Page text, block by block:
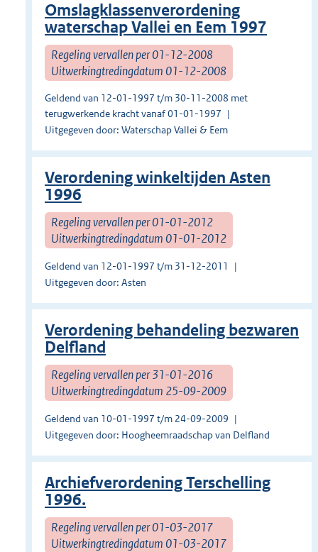
Omslagklassenverordening
waterschap Vallei en Eem 1997
Regeling vervallen per 01-12-2008
Uitwerkingtredingdatum 01-12-2008
Geldend van 12-01-1997 t/m 30-11-2008 met
terugwerkende kracht vanaf 01-01-1997
Uitgegeven door: Waterschap Vallei & Eem
Verordening winkeltijden Asten
1996
Regeling vervallen per 01-01-2012
Uitwerkingtredingdatum 01-01-2012
Geldend van 12-01-1997 t/m 31-12-2011
Uitgegeven door: Asten
Verordening behandeling bezwaren
Delfland
Regeling vervallen per 31-01-2016
Uitwerkingtredingdatum 25-09-2009
Geldend van 10-01-1997 t/m 24-09-2009
Uitgegeven door: Hoogheemraadschap van Delfland
Archiefverordening Terschelling
1996.
Regeling vervallen per 01-03-2017
Uitwerkingtredingdatum 01-03-2017